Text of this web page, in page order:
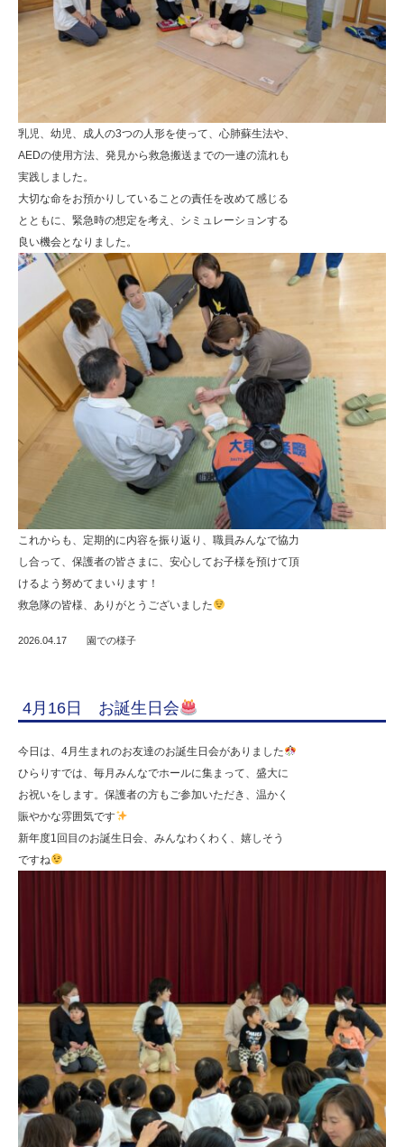
乳児、幼児、成人の3つの人形を使って、心肺蘇生法や、
AEDの使用方法、発見から救急搬送までの一連の流れも
実践しました。
大切な命をお預かりしていることの責任を改めて感じる
とともに、緊急時の想定を考え、シミュレーションする
良い機会となりました。
これからも、定期的に内容を振り返り、職員みんなで協力
し合って、保護者の皆さまに、安心してお子様を預けて頂
けるよう努めてまいります！
救急隊の皆様、ありがとうございました
2026.04.17 園での様子
4月16日 お誕生日会
今日は、4月生まれのお友達のお誕生日会がありました
ひらりすでは、毎月みんなでホールに集まって、盛大に
お祝いをします。保護者の方もご参加いただき、温かく
賑やかな雰囲気です
新年度1回目のお誕生日会、みんなわくわく、嬉しそう
ですね